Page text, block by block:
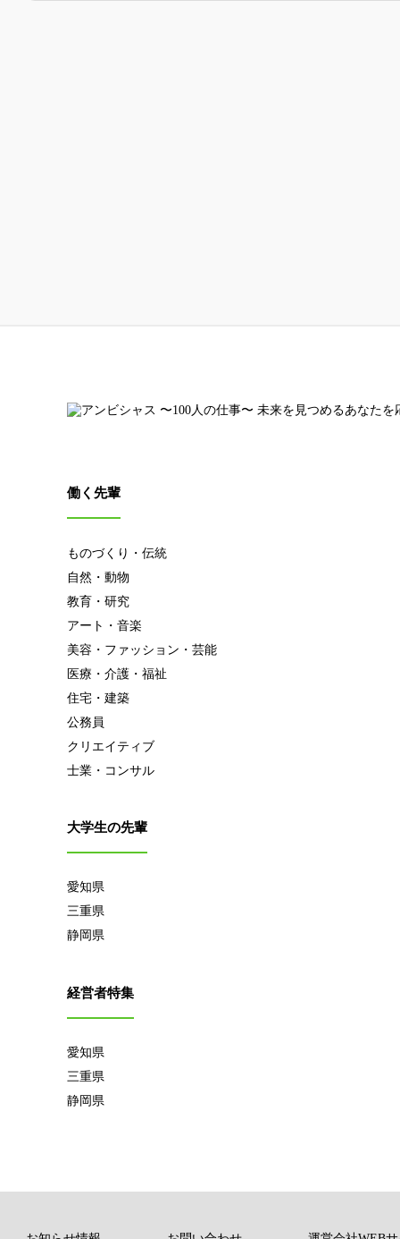
働く先輩
ものづくり・伝統
自然・動物
教育・研究
アート・音楽
美容・ファッション・芸能
医療・介護・福祉
住宅・建築
公務員
クリエイティブ
士業・コンサル
大学生の先輩
愛知県
三重県
静岡県
経営者特集
愛知県
三重県
静岡県